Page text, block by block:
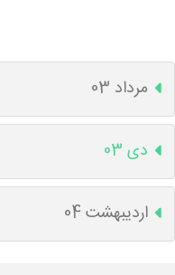
مرداد 03
دی 03
اردیبهشت 04